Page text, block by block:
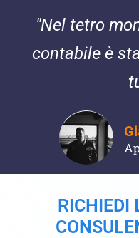
"Nel tetro
contabile è
RICHIEDI